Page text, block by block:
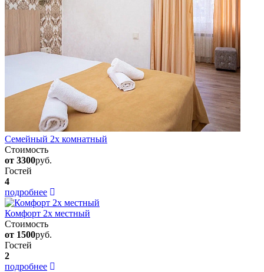
Семейный 2х комнатный
Стоимость
от 3300руб.
Гостей
4
подробнее
Комфорт 2х местный
Стоимость
от 1500руб.
Гостей
2
подробнее